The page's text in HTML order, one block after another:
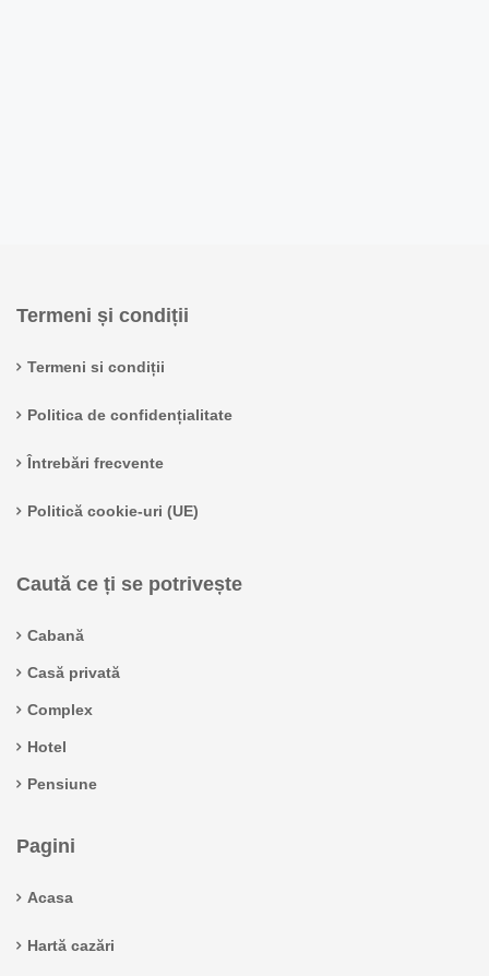
Termeni și condiții
Termeni si condiții
Politica de confidențialitate
Întrebări frecvente
Politică cookie-uri (UE)
Caută ce ți se potrivește
Cabană
Casă privată
Complex
Hotel
Pensiune
Pagini
Acasa
Hartă cazări